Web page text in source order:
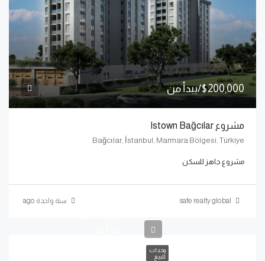
$200,000/يبدأ من
مشروع Istown Bağcılar
Bağcılar, İstanbul, Marmara Bölgesi, Türkiye
مشروع جاهز للسكن
safe realty global سنة واحدة ago
وحدات
للبيع